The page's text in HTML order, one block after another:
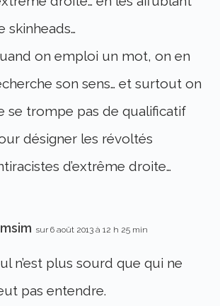
skinheads…
on emploi un mot, on en
son sens… et surtout on
se trompe pas de qualificatif
désigner les révoltés
d’extrême droite…
sur 6 août 2013 à 12 h 25 min
n’est plus sourd que qui ne
pas entendre.